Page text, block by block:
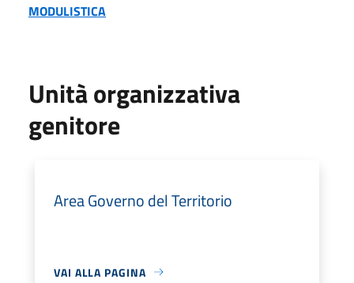
MODULISTICA
Unità organizzativa
genitore
Area Governo del Territorio
VAI ALLA PAGINA